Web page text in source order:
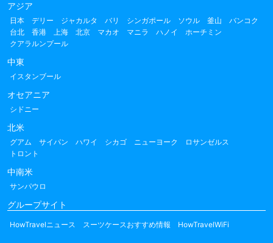
アジア
日本 デリー ジャカルタ バリ シンガポール ソウル 釜山
バンコク
台北
香港 上海 北京 マカオ マニラ ハノイ
ホーチミン
クアラルンプール
中東
イスタンブール
オセアニア
シドニー
北米
グアム サイパン ハワイ シカゴ ニューヨーク
ロサンゼルス
トロント
中南米
サンパウロ
グループサイト
HowTravelニュース スーツケースおすすめ情報 HowTravelWiFi